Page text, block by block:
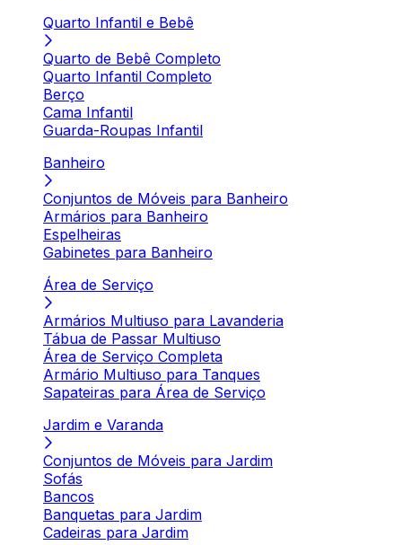
Quarto Infantil e Bebê
Quarto de Bebê Completo
Quarto Infantil Completo
Berço
Cama Infantil
Guarda-Roupas Infantil
Banheiro
Conjuntos de Móveis para Banheiro
Armários para Banheiro
Espelheiras
Gabinetes para Banheiro
Área de Serviço
Armários Multiuso para Lavanderia
Tábua de Passar Multiuso
Área de Serviço Completa
Armário Multiuso para Tanques
Sapateiras para Área de Serviço
Jardim e Varanda
Conjuntos de Móveis para Jardim
Sofás
Bancos
Banquetas para Jardim
Cadeiras para Jardim